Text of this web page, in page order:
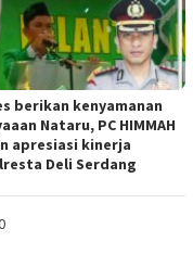
berikan kenyamanan
Nataru, PC HIMMAH
apresiasi kinerja
Deli Serdang